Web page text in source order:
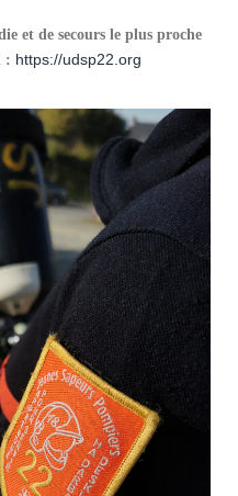
et de secours le plus proche
: https://udsp22.org